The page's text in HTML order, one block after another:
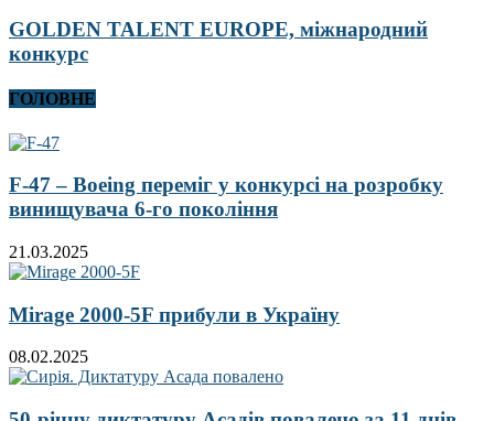
GOLDEN TALENT EUROPE, міжнародний
конкурс
ГОЛОВНЕ
F-47 – Boeing переміг у конкурсі на розробку
винищувача 6-го покоління
21.03.2025
Mirage 2000-5F прибули в Україну
08.02.2025